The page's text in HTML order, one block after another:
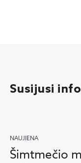
Susijusi
NAUJIENA
Šimtmečio